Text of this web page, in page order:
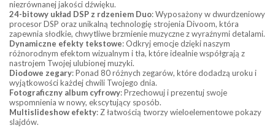
niezrównanej jakości dźwięku.
24-bitowy układ DSP z rdzeniem Duo: Wyposażony w dwurdzeniowy
procesor DSP oraz unikalną technologię strojenia Divoom, która
zapewnia słodkie, chwytliwe brzmienie muzyczne z wyraźnymi detalami.
Dynamiczne efekty tekstowe: Odkryj emocje dzięki naszym
różnorodnym efektom wizualnym i tła, które idealnie współgrają z
nastrojem Twojej ulubionej muzyki.
Diodowe zegary: Ponad 80 różnych zegarów, które dodadzą uroku i
wyjątkowości każdej chwili Twojego dnia.
Fotograficzny album cyfrowy: Przechowuj i prezentuj swoje
wspomnienia w nowy, ekscytujący sposób.
Multislideshow efekty: Z łatwością tworzy wieloelementowe pokazy
slajdów.